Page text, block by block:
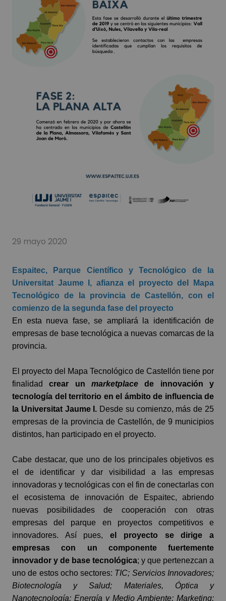
29 mayo 2020
Espaitec, Parque Científico y Tecnológico de la
Universitat Jaume I , afianza el proyecto del Mapa
Tecnológico de la provincia de Castellón, con el
comienzo de la segunda fase del proyecto
En esta nueva fase, se ampliará la identificación de
empresas de base tecnológica a nuevas comarcas de la
provincia.
El proyecto del Mapa Tecnológico de Castellón tiene por
finalidad
crear un marketplace de innovación y
tecnología del territorio en el ámbito de influencia de
la Universitat Jaume I. Desde su comienzo, más de 25
empresas de la provincia de Castellón, de 9 municipios
distintos, han participado en el proyecto.
Cabe destacar, que uno de los principales objetivos es
el de identificar y dar visibilidad a las empresas
innovadoras y tecnológicas con el fin de conectarlas con
el ecosistema de innovación de Espaitec, abriendo
nuevas posibilidades de cooperación con otras
empresas del parque en proyectos competitivos e
innovadores. Así pues,el proyecto se dirige a
empresas con un componente fuertemente
innovador y de base tecnológica; y que pertenezcan a
uno de estos ocho sectores: TIC; Servicios Innovadores;
Biotecnología y Salud; Materiales, Óptica y
Nanotecnología; Energía y Medio Ambiente; Marketing;